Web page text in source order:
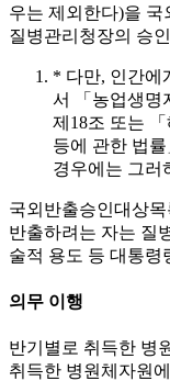
우는 제외한다)을 국
질병관리청장의 승
* 다만, 인간에
서 「농업생명
제18조 또는
등에 관한 법
경우에는 그러
국외반출승인대상
반출하려는 자는 질
술적 용도 등 대통령
의무 이행
반기별로 취득한 병
취득한 병원체자원